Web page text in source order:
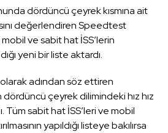
dördüncü çeyrek kısmına ait
değerlendiren Speedtest
ve sabit hat İSS’lerin
yeni bir liste aktardı.
olarak adından söz ettiren
çeyrek dilimindeki hız hız
Tüm sabit hat İSS’leri ve mobil
yapıldığı listeye bakılırsa